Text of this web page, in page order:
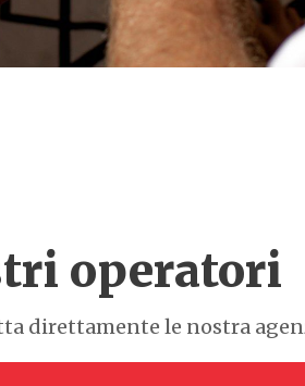
operatori
direttamente le nostra